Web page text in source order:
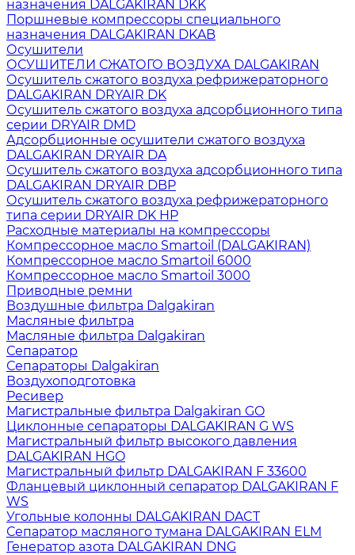
назначения DALGAKIRAN DKK
Поршневые компрессоры специального
назначения DALGAKIRAN DKAB
Осушители
ОСУШИТЕЛИ СЖАТОГО ВОЗДУХА DALGAKIRAN
Осушитель сжатого воздуха рефрижераторного
DALGAKIRAN DRYAIR DK
Осушитель сжатого воздуха адсорбционного типа
серии DRYAIR DMD
Адсорбционные осушители сжатого воздуха
DALGAKIRAN DRYAIR DA
Осушитель сжатого воздуха адсорбционного типа
DALGAKIRAN DRYAIR DBP
Осушитель сжатого воздуха рефрижераторного
типа cерии DRYAIR DK HP
Расходные материалы на компрессоры
Компрессорное масло Smartoil (DALGAKIRAN)
Компрессорное масло Smartoil 6000
Компрессорное масло Smartoil 3000
Приводные ремни
Воздушные фильтра Dalgakiran
Масляные фильтра
Масляные фильтра Dalgakiran
Сепаратор
Сепараторы Dalgakiran
Воздухоподготовка
Ресивер
Магистральные фильтра Dalgakiran GO
Циклонные сепараторы DALGAKIRAN G WS
Магистральный фильтр высокого давления
DALGAKIRAN HGO
Магистральный фильтр DALGAKIRAN F 33600
Фланцевый циклонный сепаратор DALGAKIRAN F
WS
Угольные колонны DALGAKIRAN DACT
Сепаратор масляного тумана DALGAKIRAN ELM
Генератор азота DALGAKIRAN DNG